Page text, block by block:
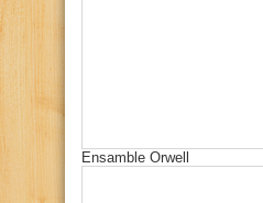
Ensamble Orwell